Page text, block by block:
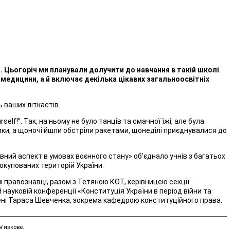
ми планували долучити до навчання в такій школі
а й включає декілька цікавих загальноосвітніх
літкастів.
Так, на ньому не було танців та смачної їжі, але була
а щоночі йшли обстріли ракетами, щонеділі приєднувалися до
аспект в умовах воєнного стану» об’єднало учнів з багатьох
територій України.
правознавці, разом з Тетяною КОТ, керівницею секції
конференції «Конституція України в період війни та
Тараса Шевченка, зокрема кафедрою конституційного права.